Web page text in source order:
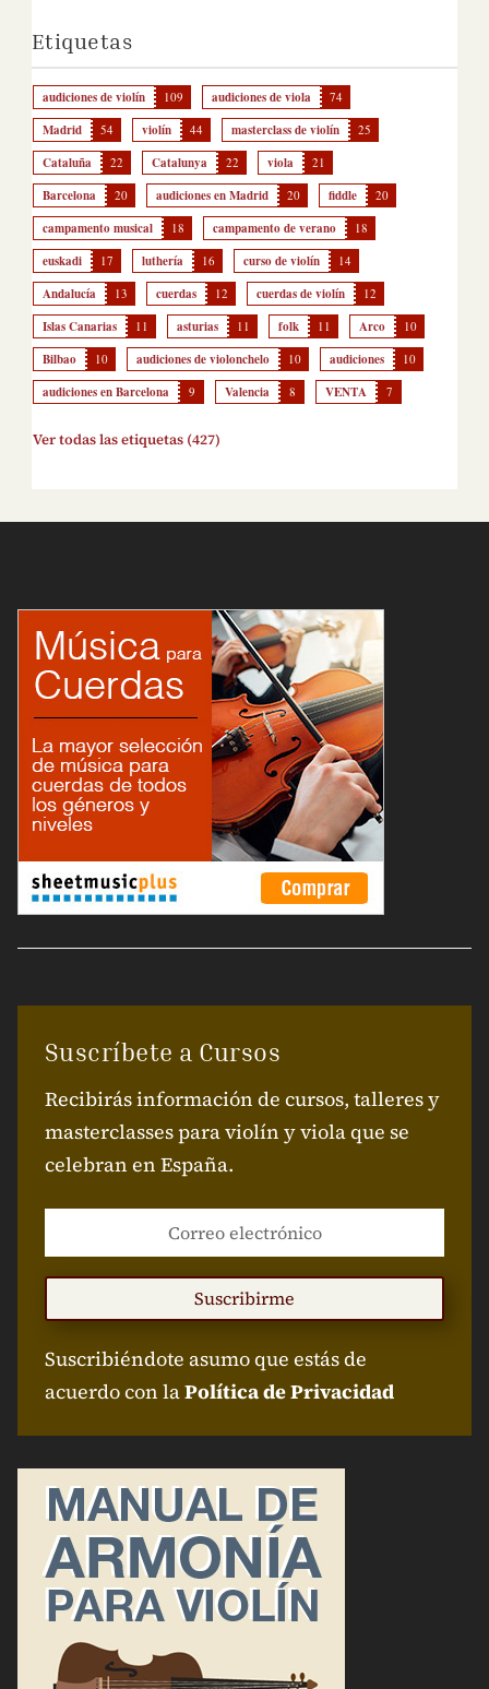
Etiquetas
audiciones de violín 109 audiciones de viola 74
Madrid 54 violín 44 masterclass de violín 25
Cataluña 22 Catalunya 22 viola 21
Barcelona 20 audiciones en Madrid 20 fiddle 20
campamento musical 18 campamento de verano 18
euskadi 17 luthería 16 curso de violín 14
Andalucía 13 cuerdas 12 cuerdas de violín 12
Islas Canarias 11 asturias 11 folk 11 Arco 10
Bilbao 10 audiciones de violonchelo 10 audiciones 10
audiciones en Barcelona 9 Valencia 8 VENTA 7
Ver todas las etiquetas (427)
Suscríbete a Cursos
Recibirás información de cursos, talleres y
masterclasses para violín y viola que se
celebran en España.
Suscribirme
Suscribiéndote asumo que estás de
acuerdo con laPolítica de Privacidad